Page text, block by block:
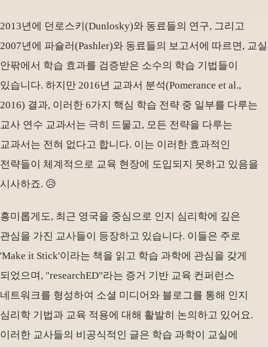
2013년에 던로스키(Dunlosky)와 동료들의 연구, 그리고
2007년에 파슐러(Pashler)와 동료들의 보고서에 따르면, 교실
안팎에서 학습 효과를 검증받은 소수의 학습 기법들이
있습니다. 하지만 2016년 교과서 분석(Pomerance et al.,
2016) 결과, 이러한 6가지 핵심 학습 전략 중 일부를 다루는
교사 연수 교과서는 극히 드물고, 모든 전략을 다루는
교과서는 전혀 없다고 합니다. 이는 이러한 효과적인
전략들이 체계적으로 교육 현장에 도입되지 못하고 있음을
시사하죠. 😥
흥미롭게도, 최근 영국을 중심으로 인지 심리학에 깊은
관심을 가진 교사들이 등장하고 있습니다. 이들은 주로
'Make it Stick'이라는 책을 읽고 학습 과학에 관심을 갖게
되었으며, "researchED"라는 증거 기반 교육 컨퍼런스
네트워크를 형성하여 소셜 미디어와 블로그를 통해 인지
심리학 기법과 교육 적용에 대해 활발히 논의하고 있어요.
이러한 교사들의 비공식적인 글은 학습 과학이 교실에